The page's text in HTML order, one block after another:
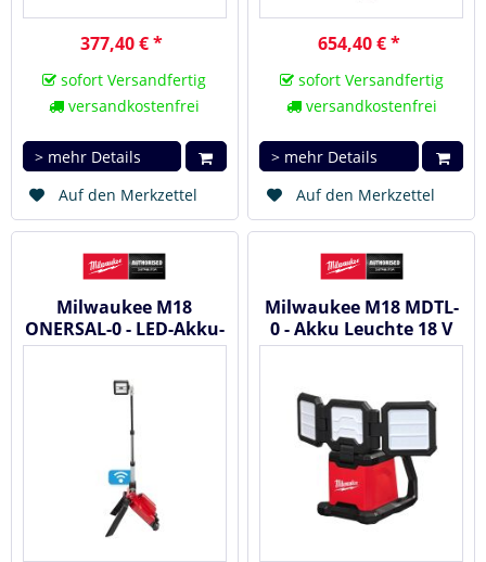
377,40 € *
sofort Versandfertig
versandkostenfrei
> mehr Details
Auf den Merkzettel
654,40 € *
sofort Versandfertig
versandkostenfrei
> mehr Details
Auf den Merkzettel
Milwaukee M18
ONERSAL-0 - LED-Akku-
Strahler 18 V
Milwaukee M18 MDTL-
0 - Akku Leuchte 18 V
#4933498149